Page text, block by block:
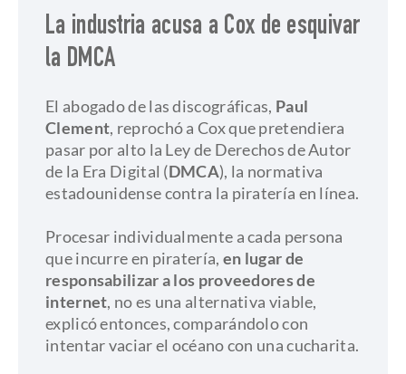
La industria acusa a Cox de esquivar
la DMCA
El abogado de las discográficas, Paul
Clement, reprochó a Cox que pretendiera
pasar por alto la Ley de Derechos de Autor
de la Era Digital (DMCA), la normativa
estadounidense contra la piratería en línea.
​Procesar individualmente a cada persona
que incurre en piratería, en lugar de
responsabilizar a los proveedores de
internet, no es una alternativa viable,
explicó entonces, comparándolo con
intentar vaciar el océano con una cucharita.